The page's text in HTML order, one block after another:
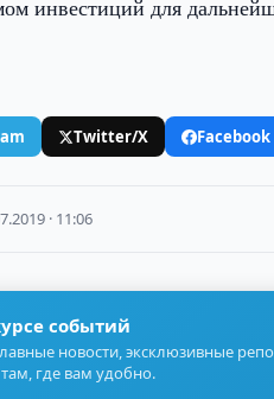
инвестиций для
Twitter/X Facebook
· 11:06
событий
новости, эксклюзивные
где вам удобно.